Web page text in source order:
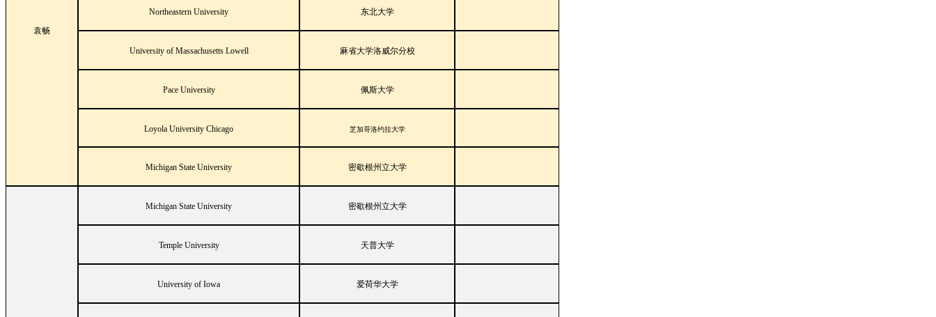
袁畅
Northeastern University 东北大学
University of Massachusetts Lowell 麻省大学洛威尔分校
Pace University 佩斯大学
Loyola University Chicago 芝加哥洛约拉大学
Michigan State University 密歇根州立大学
Michigan State University 密歇根州立大学
Temple University 天普大学
University of Iowa 爱荷华大学